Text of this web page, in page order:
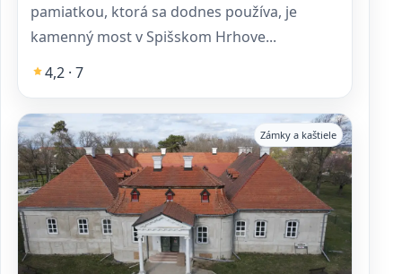
pamiatkou, ktorá sa dodnes používa, je
kamenný most v Spišskom Hrhove...
4,2 · 7
Zámky a kaštiele